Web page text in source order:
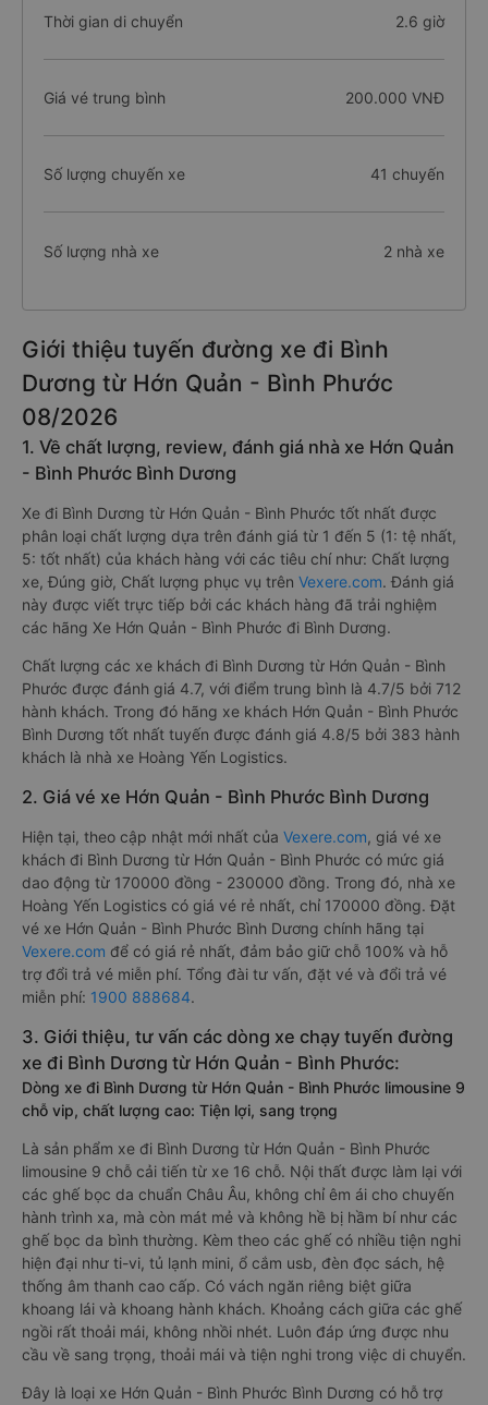
Thời gian di chuyển 2.6 giờ
Giá vé trung bình 200.000 VNĐ
Số lượng chuyến xe 41 chuyến
Số lượng nhà xe 2 nhà xe
Giới thiệu tuyến đường xe đi Bình
Dương từ Hớn Quản - Bình Phước
08/2026
1. Về chất lượng, review, đánh giá nhà xe Hớn Quản
- Bình Phước Bình Dương
Xe đi Bình Dương từ Hớn Quản - Bình Phước tốt nhất được
phân loại chất lượng dựa trên đánh giá từ 1 đến 5 (1: tệ nhất,
5: tốt nhất) của khách hàng với các tiêu chí như: Chất lượng
xe, Đúng giờ, Chất lượng phục vụ trên Vexere.com. Đánh giá
này được viết trực tiếp bởi các khách hàng đã trải nghiệm
các hãng Xe Hớn Quản - Bình Phước đi Bình Dương.
Chất lượng các xe khách đi Bình Dương từ Hớn Quản - Bình
Phước được đánh giá 4.7, với điểm trung bình là 4.7/5 bởi 712
hành khách. Trong đó hãng xe khách Hớn Quản - Bình Phước
Bình Dương tốt nhất tuyến được đánh giá 4.8/5 bởi 383 hành
khách là nhà xe Hoàng Yến Logistics.
2. Giá vé xe Hớn Quản - Bình Phước Bình Dương
Hiện tại, theo cập nhật mới nhất của Vexere.com, giá vé xe
khách đi Bình Dương từ Hớn Quản - Bình Phước có mức giá
dao động từ 170000 đồng - 230000 đồng. Trong đó, nhà xe
Hoàng Yến Logistics có giá vé rẻ nhất, chỉ 170000 đồng. Đặt
vé xe Hớn Quản - Bình Phước Bình Dương chính hãng tại
Vexere.com để có giá rẻ nhất, đảm bảo giữ chỗ 100% và hỗ
trợ đổi trả vé miễn phí. Tổng đài tư vấn, đặt vé và đổi trả vé
miễn phí: 1900 888684.
3. Giới thiệu, tư vấn các dòng xe chạy tuyến đường
xe đi Bình Dương từ Hớn Quản - Bình Phước:
Dòng xe đi Bình Dương từ Hớn Quản - Bình Phước limousine 9
chỗ vip, chất lượng cao: Tiện lợi, sang trọng
Là sản phẩm xe đi Bình Dương từ Hớn Quản - Bình Phước
limousine 9 chỗ cải tiến từ xe 16 chỗ. Nội thất được làm lại với
các ghế bọc da chuẩn Châu Âu, không chỉ êm ái cho chuyến
hành trình xa, mà còn mát mẻ và không hề bị hầm bí như các
ghế bọc da bình thường. Kèm theo các ghế có nhiều tiện nghi
hiện đại như ti-vi, tủ lạnh mini, ổ cắm usb, đèn đọc sách, hệ
thống âm thanh cao cấp. Có vách ngăn riêng biệt giữa
khoang lái và khoang hành khách. Khoảng cách giữa các ghế
ngồi rất thoải mái, không nhồi nhét. Luôn đáp ứng được nhu
cầu về sang trọng, thoải mái và tiện nghi trong việc di chuyển.
Đây là loại xe Hớn Quản - Bình Phước Bình Dương có hỗ trợ